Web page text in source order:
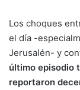
Los choques
el día -
Jerusalén- y
último episodio
reportaron